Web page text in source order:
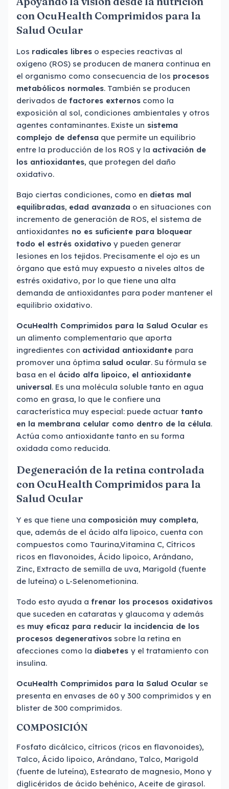
con OcuHealth Comprimidos para la
Salud Ocular
Los radicales libres o especies reactivas al
oxígeno (ROS) se producen de manera continua en
el organismo como consecuencia de los procesos
metabólicos normales. También se producen
derivados de factores externos como la
exposición al sol, condiciones ambientales y otros
agentes contaminantes. Existe un sistema
complejo de defensa que permite un equilibrio
entre la producción de los ROS y la activación de
los antioxidantes, que protegen del daño
oxidativo.
Bajo ciertas condiciones, como en dietas mal
equilibradas, edad avanzada o en situaciones con
incremento de generación de ROS, el sistema de
antioxidantes no es suficiente para bloquear
todo el estrés oxidativo y pueden generar
lesiones en los tejidos. Precisamente el ojo es un
órgano que está muy expuesto a niveles altos de
estrés oxidativo, por lo que tiene una alta
demanda de antioxidantes para poder mantener el
equilibrio oxidativo.
OcuHealth Comprimidos para la Salud Ocular es
un alimento complementario que aporta
ingredientes con actividad antioxidante para
promover una óptima salud ocular. Su fórmula se
basa en el ácido alfa lipoico, el antioxidante
universal. Es una molécula soluble tanto en agua
como en grasa, lo que le confiere una
característica muy especial: puede actuar tanto
en la membrana celular como dentro de la célula.
Actúa como antioxidante tanto en su forma
oxidada como reducida.
Degeneración de la retina controlada
con OcuHealth Comprimidos para la
Salud Ocular
Y es que tiene una composición muy completa,
que, además de el ácido alfa lipoico, cuenta con
compuestos como Taurina,Vitamina C, Cítricos
ricos en flavonoides, Ácido lipoico, Arándano,
Zinc, Extracto de semilla de uva, Marigold (fuente
de luteína) o L-Selenometionina.
Todo esto ayuda a frenar los procesos oxidativos
que suceden en cataratas y glaucoma y además
es muy eficaz para reducir la incidencia de los
procesos degenerativos sobre la retina en
afecciones como la diabetes y el tratamiento con
insulina.
OcuHealth Comprimidos para la Salud Ocular se
presenta en envases de 60 y 300 comprimidos y en
blister de 300 comprimidos.
COMPOSICIÓN
Fosfato dicálcico, cítricos (ricos en flavonoides),
Talco, Ácido lipoico, Arándano, Talco, Marigold
(fuente de luteína), Estearato de magnesio, Mono y
diglicéridos de ácido behénico, Aceite de girasol.